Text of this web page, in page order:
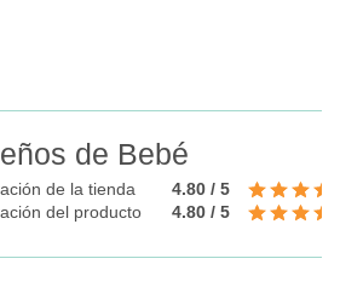
de Bebé
de la tienda
4.80 / 5
del producto
4.80 / 5